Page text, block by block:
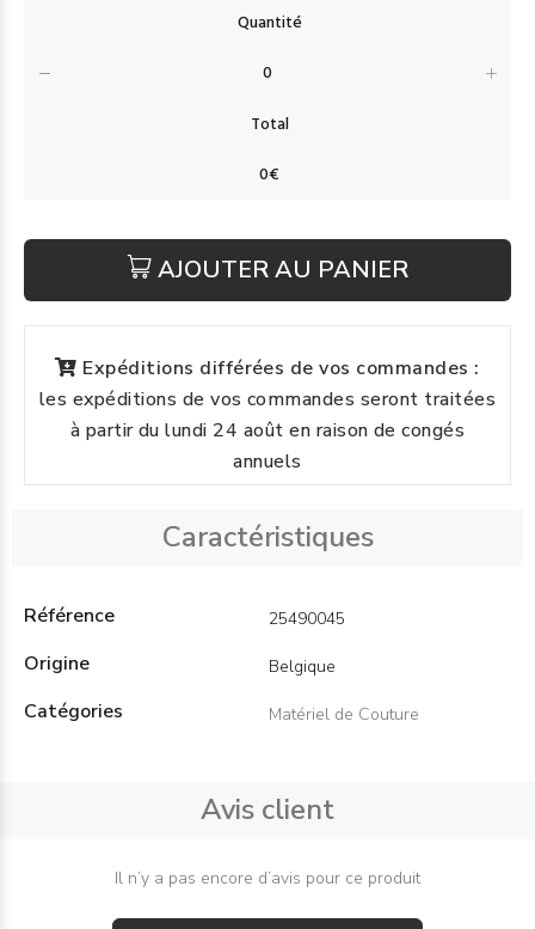
AJOUTER AU PANIER
Expéditions différées de vos commandes :
les expéditions de vos commandes seront traitées
à partir du lundi 24 août en raison de congés
annuels
Caractéristiques
Référence 25490045
Origine Belgique
Catégories Matériel de Couture
Avis client
Il n’y a pas encore d’avis pour ce produit